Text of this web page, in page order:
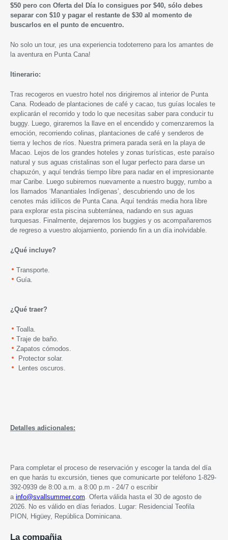
$50 pero con Oferta del Día lo consigues por $40, sólo debes
separar con $10 y pagar el restante de $30 al momento de
buscarlos en el punto de encuentro.
No solo un tour, ¡es una experiencia todoterreno para los amantes de
la aventura en Punta Cana!
Itinerario:
Tras recogeros en vuestro hotel nos dirigiremos al interior de Punta
Cana. Rodeado de plantaciones de café y cacao, tus guías locales te
explicarán el recorrido y todo lo que necesitas saber para conducir tu
buggy. Luego, giraremos la llave en el encendido y comenzaremos la
emoción, recorriendo colinas, plantaciones de café y senderos de
tierra y lechos de ríos. Nuestra primera parada será en la playa de
Macao. Lejos de los grandes hoteles y zonas turísticas, este paraíso
natural y sus aguas cristalinas son el lugar perfecto para darse un
chapuzón, y aquí tendrás tiempo libre para nadar en el impresionante
mar Caribe. Luego subiremos nuevamente a nuestro buggy, rumbo a
los llamados ‘Manantiales Indígenas’, descubriendo uno de los
cenotes más idílicos de Punta Cana. Aquí tendrás media hora libre
para explorar esta piscina subterránea, nadando en sus aguas
turquesas. Finalmente, dejaremos los buggies y os acompañaremos
de regreso a vuestro alojamiento, poniendo fin a un día inolvidable.
¿Qué incluye?
Transporte.
Guía.
¿Qué traer?
Toalla.
Traje de baño.
Zapatos cómodos.
Protector solar.
Lentes oscuros.
Detalles adicionales:
Para completar el proceso de reservación y escoger la tanda del día
en que harás tu excursión, tienes que comunicarte por teléfono 1-829-
392-0939 de 8:00 a.m. a 8:00 p.m - 24/7 o escribir
a info@svallsummer.com Oferta válida hasta el 30 de agosto de
2026. No es válido en días feriados. Lugar: Residencial Teofila
PION, Higüey, República Dominicana.
La compañia